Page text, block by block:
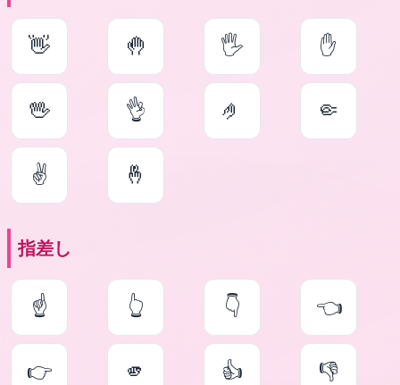
👋 🤚 🖐 ✋
🖖 👌 🤌 🤏
✌ 🤞
指差し
☝ 👆 👇 👈
👉 🫵 👍 👎